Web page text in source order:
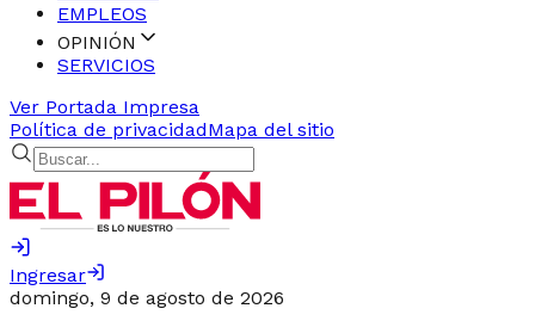
EMPLEOS
OPINIÓN
SERVICIOS
Ver Portada Impresa
Política de privacidadMapa del sitio
Ingresar
domingo, 9 de agosto de 2026